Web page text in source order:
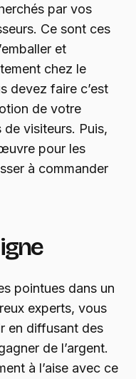
par vos
Ce sont ces
et
chez le
devez faire c’est
de votre
de visiteurs. Puis,
pour les
à commander
pointues dans un
experts, vous
en diffusant des
de l’argent.
à l’aise avec ce